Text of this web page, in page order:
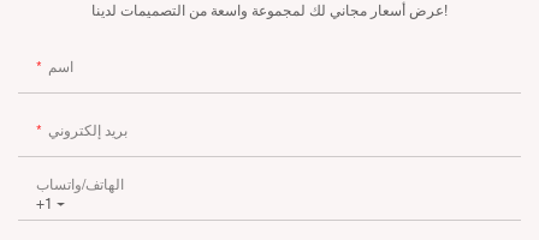
عرض أسعار مجاني لك لمجموعة واسعة من التصميمات لدينا!
اسم
بريد إلكتروني
+1
الهاتف/واتساب